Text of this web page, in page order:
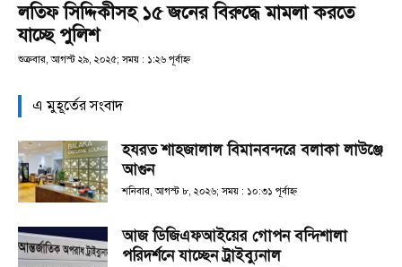
লতিফ সিদ্দিকীসহ ১৫ জনের বিরুদ্ধে মামলা করতে
যাচ্ছে পুলিশ
শুক্রবার, আগস্ট ২৯, ২০২৫; সময় : ১:২৬ পূর্বাহ্ণ
এ মুহূর্তের সংবাদ
হযরত শাহজালাল বিমানবন্দরে বলাকা লাউঞ্জে
আগুন
শনিবার, আগস্ট ৮, ২০২৬; সময় : ১০:৩১ পূর্বাহ্ণ
আজ ডিজিএফআইয়ের গোপন বন্দিশালা
পরিদর্শনে যাচ্ছেন ট্রাইব্যুনাল